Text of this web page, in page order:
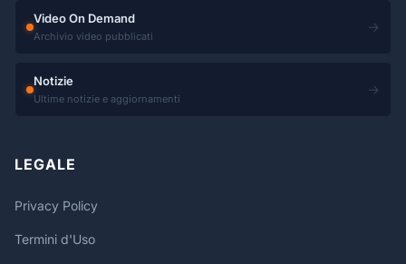
Video On Demand
Archivio video pubblicati
→
Notizie
Ultime notizie e aggiornamenti
→
LEGALE
Privacy Policy
Termini d'Uso